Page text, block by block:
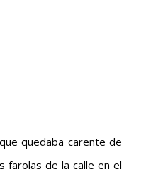
quedaba carente de
farolas de la calle en el